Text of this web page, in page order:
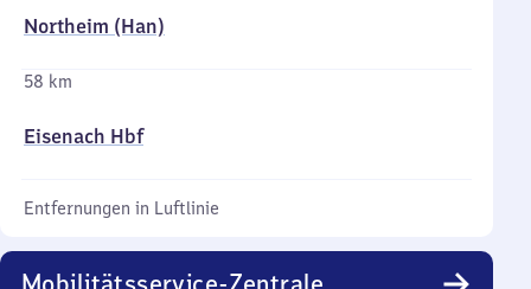
Northeim (Han)
58 km
Eisenach Hbf
Entfernungen in Luftlinie